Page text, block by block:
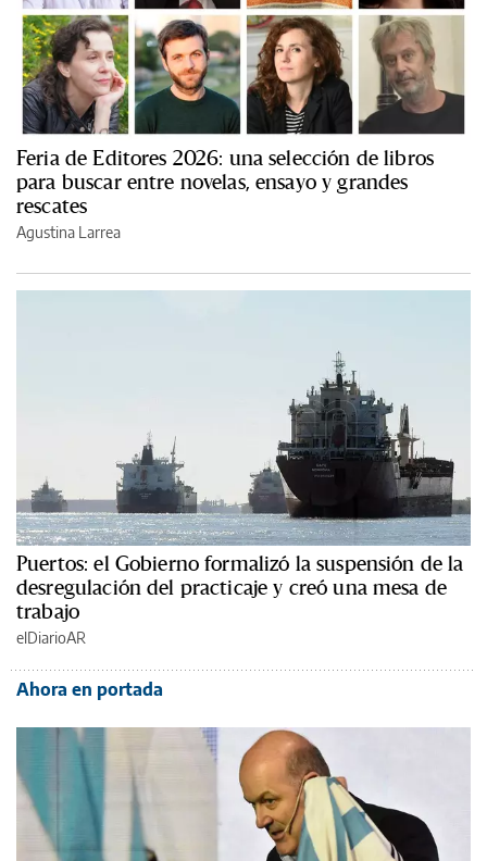
Feria de Editores 2026: una selección de libros
para buscar entre novelas, ensayo y grandes
rescates
Agustina Larrea
Puertos: el Gobierno formalizó la suspensión de la
desregulación del practicaje y creó una mesa de
trabajo
elDiarioAR
Ahora en portada